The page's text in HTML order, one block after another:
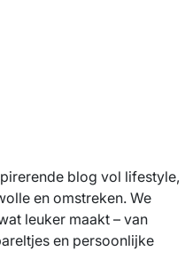
blog vol lifestyle,
en omstreken. We
leuker maakt – van
en persoonlijke